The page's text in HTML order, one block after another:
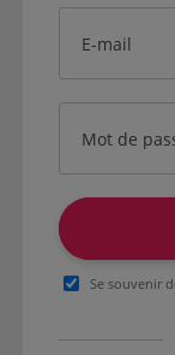
E-mail
Mot de
Se souvenir